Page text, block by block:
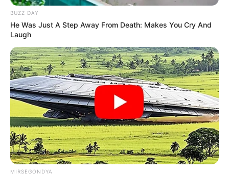
+Piso dos ACS/ACE poderá ser de 2.684, se Governo atender
Centrais Sindicais
+VÍDEO - Brasileiros que "cancelaram" compatriota nos EUA vão a
júri popular
+Câmara de Vereadores se mobilizam para regulamentação do
Incentivo.
+Projeto de Lei prevê pagamento extra para ACS/ACE.
Lideranças ligas à CONACS participam daAssembleia no
município de Eunápolis-BA.
BUZZ DAY
He Was Just A Step Away From Death: Makes You Cry And
Laugh
MIRSEGONDYA